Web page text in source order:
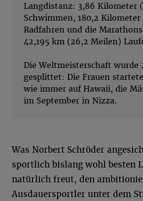
Langdistanz: 3,86 Kilometer
Schwimmen, 180,2 Kilometer
Radfahren und die
42,195 km (26,2 Meilen)
Die Weltmeisterschaft wurde
gesplittet: Die Frauen
wie immer auf Hawaii, die
im September in Nizza.
Was Norbert Schröder
sportlich bislang wohl besten
natürlich freut, den
Ausdauersportler unter dem